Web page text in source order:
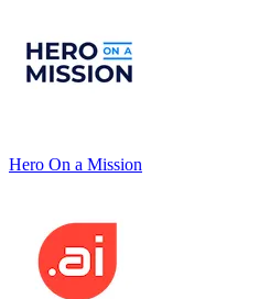
Hero On a Mission